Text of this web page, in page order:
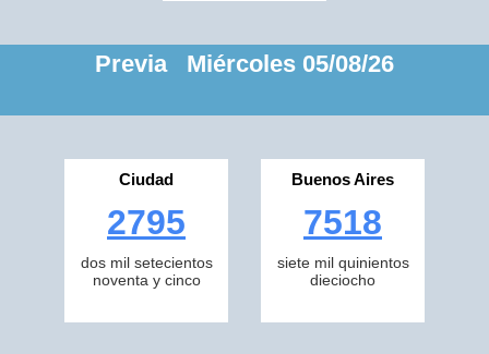
Previa Miércoles 05/08/26
Ciudad
2795
dos mil setecientos
noventa y cinco
Buenos Aires
7518
siete mil quinientos
dieciocho